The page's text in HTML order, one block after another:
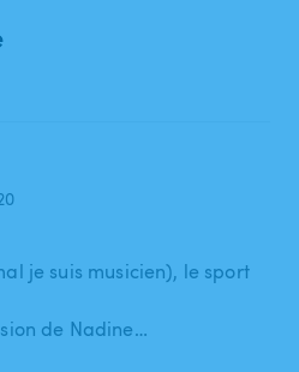
je suis musicien), le sport
de Nadine…